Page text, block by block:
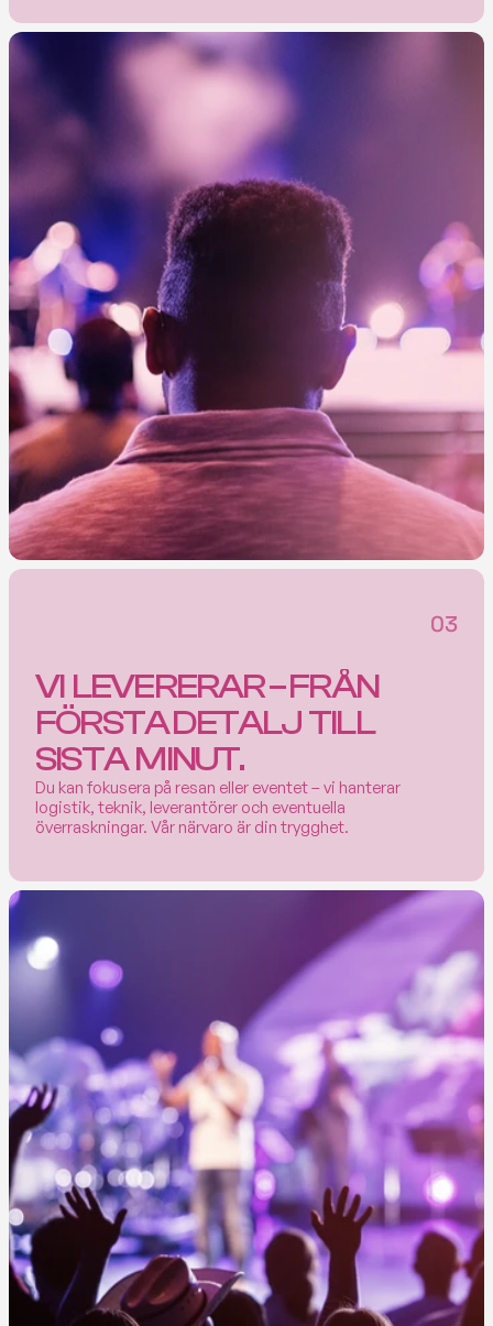
03
VI  LEVERERAR – FRÅN
FÖRSTA DETALJ  TILL
SISTA  MINUT.
Du kan fokusera på resan eller eventet – vi hanterar
logistik, teknik, leverantörer och eventuella
överraskningar. Vår närvaro är din trygghet.